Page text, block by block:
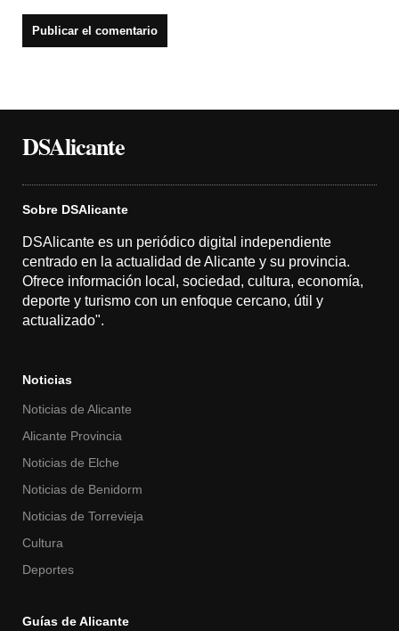
DSAlicante
Sobre DSAlicante
DSAlicante es un periódico digital independiente
centrado en la actualidad de Alicante y su provincia.
Ofrece información local, sociedad, cultura, economía,
deporte y turismo con un enfoque cercano, útil y
actualizado".
Noticias
Noticias de Alicante
Alicante Provincia
Noticias de Elche
Noticias de Benidorm
Noticias de Torrevieja
Cultura
Deportes
Guías de Alicante